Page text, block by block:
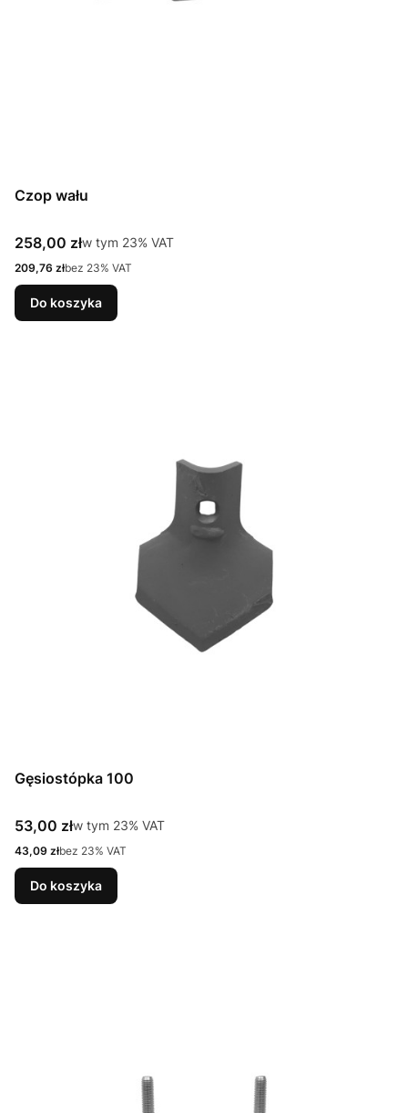
Czop wału
Cena brutto
258,00 złw tym %s VAT
w tym 23% VAT
Cena netto
209,76 złbez 23% VAT
Do koszyka
Gęsiostópka 100
Cena brutto
53,00 złw tym %s VAT
w tym 23% VAT
Cena netto
43,09 złbez 23% VAT
Do koszyka